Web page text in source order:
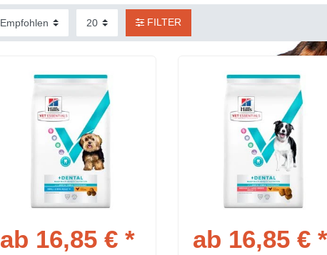
FILTER
ab 16,85 € * ab 16,85 € *